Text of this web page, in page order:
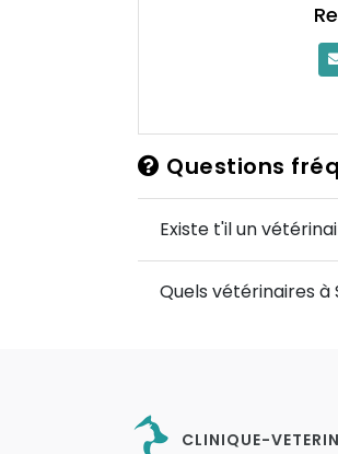
Questions
Existe t'il un
Quels vétérinaires
CLINIQUE-